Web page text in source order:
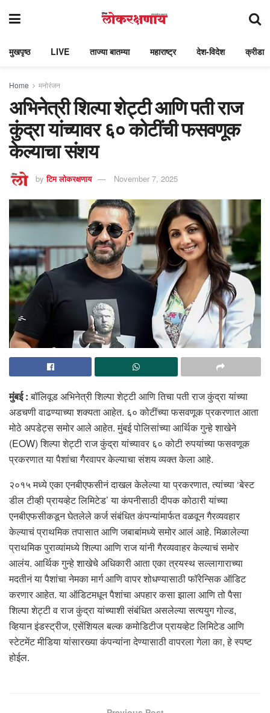
मुखपृष्ठ LIVE ताज्या बातम्या महाराष्ट्र देश-विदेश क्रीडा
Home मनोरंजन
अभिनेत्री शिल्पा शेट्टी आणि पती राज
कुंद्रा यांच्यावर ६० कोटींची फसवणूक
केल्याचा संशय
by टिम लोकरक्षणाय November 7, 2025
मुंबई :बॉलिवूड अभिनेत्री शिल्पा शेट्टी आणि तिचा पती राज कुंद्रा यांच्या
अडचणी वाढण्याच्या शक्यता आहेत. ६० कोटींच्या फसवणूक प्रकरणात आता
मोठे अपडेट्स समोर आले आहेत. मुंबई पोलिसांच्या आर्थिक गुन्हे शाखेने
(EOW) शिल्पा शेट्टी राज कुंद्रा यांच्यावर ६० कोटी रुपयांच्या फसवणूक
प्रकरणात या पैशांचा गैरवापर केल्याचा संशय व्यक्त केला आहे.
२०१५ मध्ये एका एनबीएफसीनं दाखल केलेल्या या प्रकरणात, त्यांच्या ‘बेस्ट
डील टीव्ही प्रायव्हेट लिमिटेड’ या कंपनीसाठी दीपक कोठारी यांच्या
एनबीएफसीकडून घेतलेले कर्ज संबंधित कंपन्यांमार्फत वळवून गैरव्यवहार
केल्याचं प्राथमिक तपासात आणि जबाबांमध्ये समोर आलं आहे. मिळालेल्या
प्राथमिक पुराव्यांमध्ये शिल्पा आणि राज यांनी गैरव्यवाहर केल्याचं समोर
आलंय. आर्थिक गुन्हे शाखेचे अधिकारी आता एका त्रयस्थ सल्लागाराच्या
मदतीनं या पैशांचा नेमका मार्ग आणि वापर शोधण्यासाठी फॉरेन्सिक ऑडिट
करणार आहेत. या ऑडिटमधून पैशांचा अपहार कसा झाला आणि तो पैसा
शिल्पा शेट्टी व राज कुंद्रा यांच्याशी संबंधित असलेल्या सत्ययुग गोल्ड,
व्हियान इंडस्ट्रीज, एसेंशियल बल्क कमोडिटीज प्रायव्हेट लिमिटेड आणि
स्टेटमेंट मीडिया यांसारख्या कंपन्यांना देण्यासाठी वापरला गेला का, हे स्पष्ट
होईल.